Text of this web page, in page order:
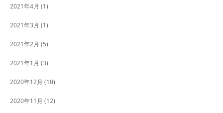
2021年4月 (1)
2021年3月 (1)
2021年2月 (5)
2021年1月 (3)
2020年12月 (10)
2020年11月 (12)